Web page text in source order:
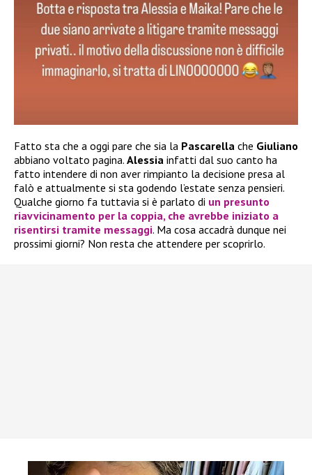
Fatto sta che a oggi pare che sia la Pascarella che Giuliano
abbiano voltato pagina. Alessia infatti dal suo canto ha
fatto intendere di non aver rimpianto la decisione presa al
falò e attualmente si sta godendo l’estate senza pensieri.
Qualche giorno fa tuttavia si è parlato di un presunto
riavvicinamento per la coppia, che avrebbe iniziato a
risentirsi tramite messaggi. Ma cosa accadrà dunque nei
prossimi giorni? Non resta che attendere per scoprirlo.